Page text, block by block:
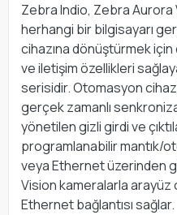
Zebra Indio, Zebra Aurora
herhangi bir bilgisayarı
cihazına dönüştürmek için
ve iletişim özellikleri
serisidir. Otomasyon
gerçek zamanlı
yönetilen gizli girdi ve
programlanabilir mantık/
veya Ethernet üzerinden
Vision kameralarla
Ethernet bağlantısı sağlar.